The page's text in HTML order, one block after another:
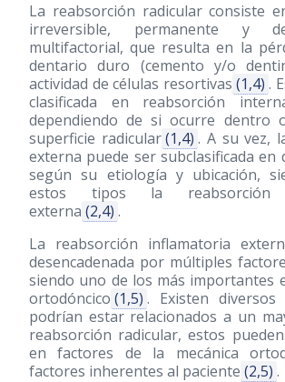
La reabsorción radicular consiste
irreversible, permanente y
multifactorial, que resulta en la
dentario duro (cemento y/o
actividad de células resortivas (1,4) .
clasificada en reabsorción
dependiendo de si ocurre dentro
superficie radicular(1,4) . A su vez,
externa puede ser subclasificada en
según su etiología y ubicación,
estos tipos la reabsorción
externa (2,4) .
La reabsorción inflamatoria
desencadenada por múltiples
siendo uno de los más importantes
ortodóncico (1,5) . Existen diversos
podrían estar relacionados a un
reabsorción radicular, estos
en factores de la mecánica
factores inherentes al paciente (2,5) .